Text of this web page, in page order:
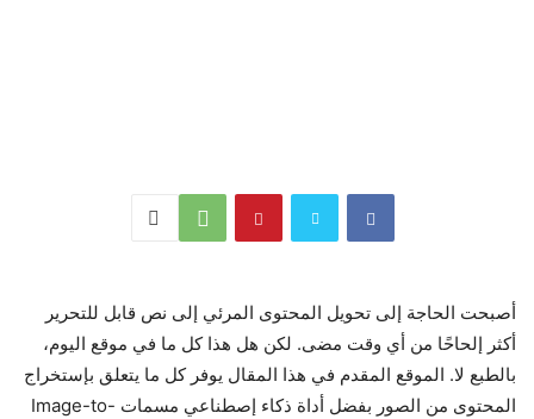
أصبحت الحاجة إلى تحويل المحتوى المرئي إلى نص قابل للتحرير
أكثر إلحاحًا من أي وقت مضى. لكن هل هذا كل ما في موقع اليوم،
بالطبع لا. الموقع المقدم في هذا المقال يوفر كل ما يتعلق بإستخراج
المحتوى من الصور بفضل أداة ذكاء إصطناعي مسمات Image-to-